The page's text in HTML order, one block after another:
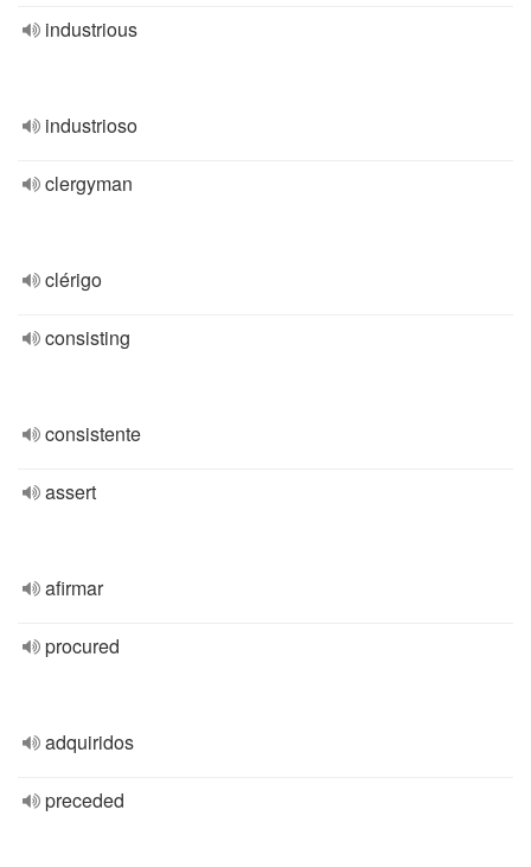
industrious
industrioso
clergyman
clérigo
consisting
consistente
assert
afirmar
procured
adquiridos
preceded